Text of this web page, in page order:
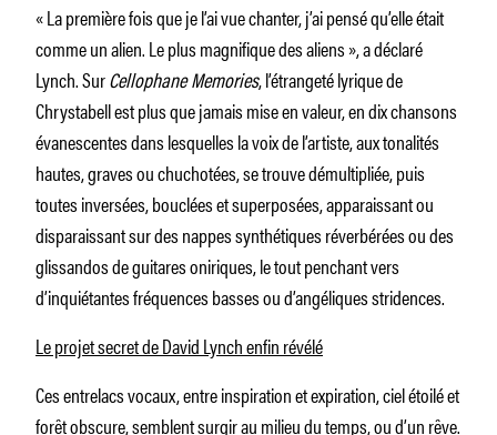
« La première fois que je l’ai vue chanter, j’ai pensé qu’elle était
comme un alien. Le plus magnifique des aliens », a déclaré
Lynch. SurCellophane Memories, l’étrangeté lyrique de
Chrystabell est plus que jamais mise en valeur, en dix chansons
évanescentes dans lesquelles la voix de l’artiste, aux tonalités
hautes, graves ou chuchotées, se trouve démultipliée, puis
toutes inversées, bouclées et superposées, apparaissant ou
disparaissant sur des nappes synthétiques réverbérées ou des
glissandos de guitares oniriques, le tout penchant vers
d’inquiétantes fréquences basses ou d’angéliques stridences.
Le projet secret de David Lynch enfin révélé
Ces entrelacs vocaux, entre inspiration et expiration, ciel étoilé et
forêt obscure, semblent surgir au milieu du temps, ou d’un rêve.